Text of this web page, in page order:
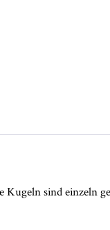
Kugeln sind einzeln